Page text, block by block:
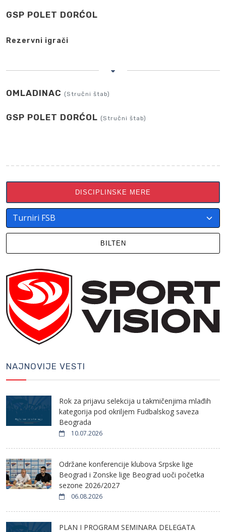
GSP POLET DORĆOL
Rezervni igrači
OMLADINAC (Stručni štab)
GSP POLET DORĆOL (Stručni štab)
DISCIPLINSKE MERE
BILTEN
NAJNOVIJE VESTI
Rok za prijavu selekcija u takmičenjima mlađih
kategorija pod okriljem Fudbalskog saveza
Beograda
10.07.2026
Održane konferencije klubova Srpske lige
Beograd i Zonske lige Beograd uoči početka
sezone 2026/2027
06.08.2026
PLAN I PROGRAM SEMINARA DELEGATA